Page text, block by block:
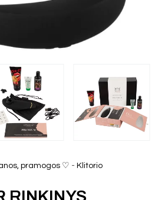
pramogos ♡ -Klitorio
RINKINYS